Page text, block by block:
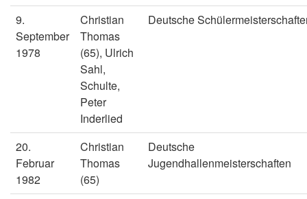
9.
September
1978
Christian
Thomas
(65), Ulrich
Sahl,
Schulte,
Peter
Inderlied
Deutsche
20.
Februar
1982
Christian
Thomas
(65)
Deutsche
Jugendhallenmeisterschaften